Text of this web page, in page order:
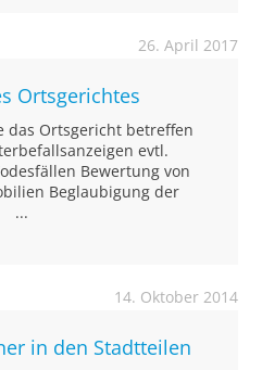
26. April 2017
Ortsgerichtes
das Ortsgericht betreffen
evtl.
Bewertung von
Beglaubigung der
...
14. Oktober 2014
in den Stadtteilen